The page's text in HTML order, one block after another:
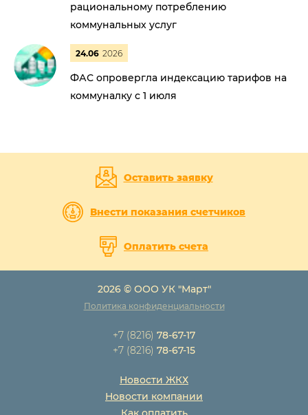
рациональному потреблению
коммунальных услуг
24.06 2026
ФАС опровергла индексацию тарифов на
коммуналку с 1 июля
Оставить заявку
Внести показания счетчиков
Оплатить счета
2026 © ООО УК "Март"
Политика конфиденциальности
+7 (8216) 78-67-17
+7 (8216) 78-67-15
Новости ЖКХ
Новости компании